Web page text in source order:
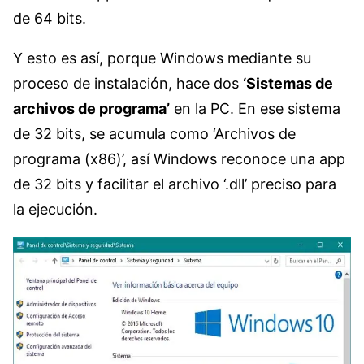
de 64 bits.
Y esto es así, porque Windows mediante su
proceso de instalación, hace dos ‘Sistemas de
archivos de programa’ en la PC. En ese sistema
de 32 bits, se acumula como ‘Archivos de
programa (x86)’, así Windows reconoce una app
de 32 bits y facilitar el archivo ‘.dll’ preciso para
la ejecución.